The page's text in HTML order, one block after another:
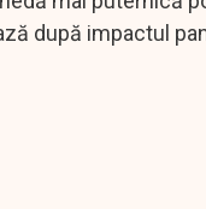
după impactul